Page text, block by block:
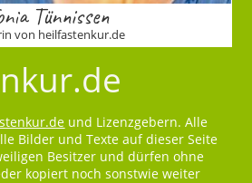
Tünnissen
von heilfastenkur.de
und Lizenzgebern. Alle
Bilder und Texte auf dieser Seite
Besitzer und dürfen ohne
kopiert noch sonstwie weiter